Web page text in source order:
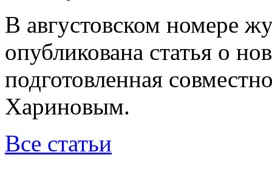
В августовском номере
опубликована статья о
подготовленная
Хариновым.
Все статьи